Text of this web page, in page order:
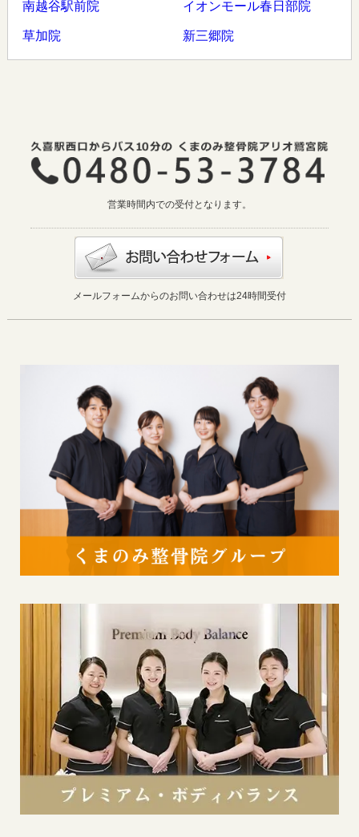
南越谷駅前院 イオンモール春日部院
草加院 新三郷院
営業時間内での受付となります。
メールフォームからのお問い合わせは24時間受付